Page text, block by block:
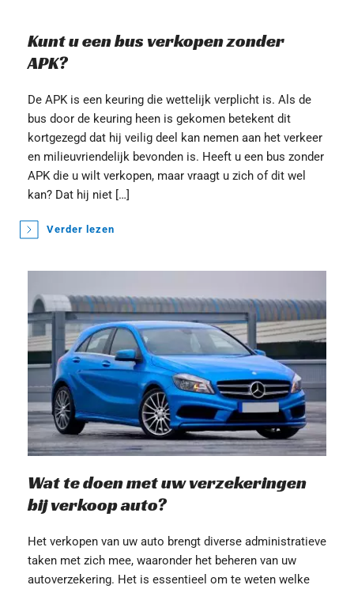
Kunt u een bus verkopen zonder
APK?
De APK is een keuring die wettelijk verplicht is. Als de
bus door de keuring heen is gekomen betekent dit
kortgezegd dat hij veilig deel kan nemen aan het verkeer
en milieuvriendelijk bevonden is. Heeft u een bus zonder
APK die u wilt verkopen, maar vraagt u zich of dit wel
kan? Dat hij niet […]
Verder lezen
Wat te doen met uw verzekeringen
bij verkoop auto?
Het verkopen van uw auto brengt diverse administratieve
taken met zich mee, waaronder het beheren van uw
autoverzekering. Het is essentieel om te weten welke